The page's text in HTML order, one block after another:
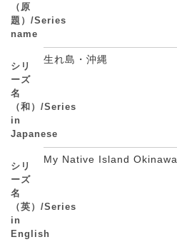
（原
題）/Series
name
シリ
ーズ
名
（和）/Series
in
Japanese
生れ島・沖縄
シリ
ーズ
名
（英）/Series
in
English
My Native Island Okinawa